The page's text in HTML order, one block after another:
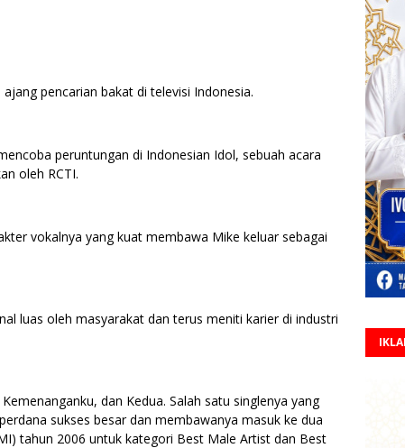
pencarian bakat di televisi Indonesia.
peruntungan di Indonesian Idol, sebuah acara
oleh RCTI.
vokalnya yang kuat membawa Mike keluar sebagai
luas oleh masyarakat dan terus meniti karier di industri
dan Kedua. Salah satu singlenya yang
sukses besar dan membawanya masuk ke dua
tahun 2006 untuk kategori Best Male Artist dan Best